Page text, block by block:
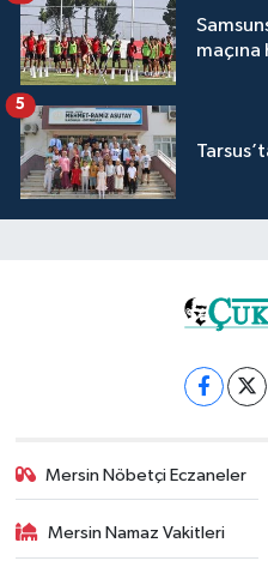
maçına
5
Mersin Nöbetçi Eczaneler
Mersin Namaz Vakitleri